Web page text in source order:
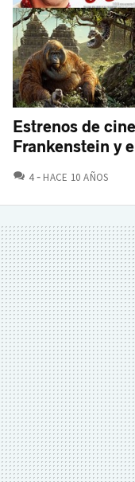
Estrenos de
Frankenstein y
4 COMENTARIOS
HACE 10 AÑOS